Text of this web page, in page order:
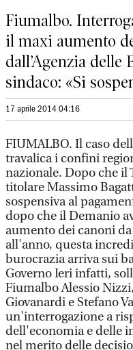
Fiumalbo.
il maxi aumento
dall’Agenzia delle
sindaco: «Si
17 aprile 2014 04:16
FIUMALBO. Il caso
travalica i confini
nazionale. Dopo che il
titolare Massimo
sospensiva al
dopo che il Demanio
aumento dei canoni
all'anno, questa
burocrazia arriva sui
Governo Ieri infatti,
Fiumalbo Alessio
Giovanardi e Stefano
un'interrogazione a
dell'economia e delle
nel merito delle